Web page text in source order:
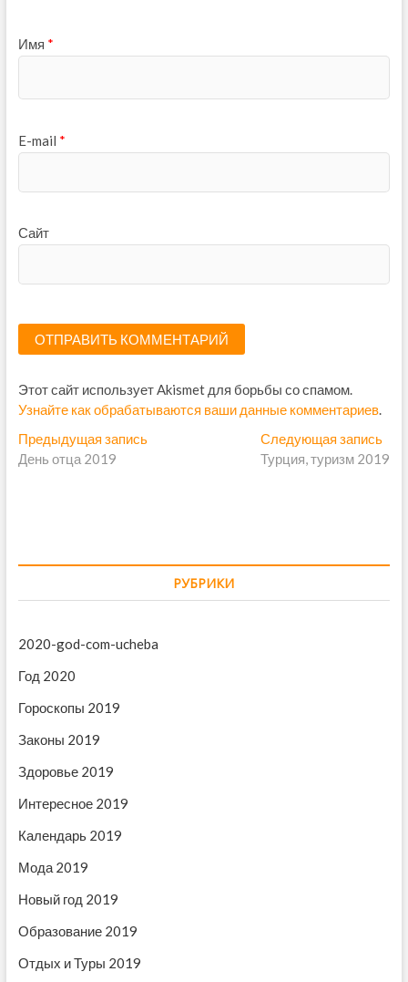
Имя *
E-mail *
Сайт
Этот сайт использует Akismet для борьбы со спамом.
Узнайте как обрабатываются ваши данные комментариев.
Н
а
г
и
я
п
о
з
а
п
и
с
я
м
Предыдущая записьП
а
з
День отца 2019
Следующая запись
л
я
Турция, туризм 2019
РУБРИКИ
2020-god-com-ucheba
Год 2020
Гороскопы 2019
Законы 2019
Здоровье 2019
Интересное 2019
Календарь 2019
Мода 2019
Новый год 2019
Образование 2019
Отдых и Туры 2019